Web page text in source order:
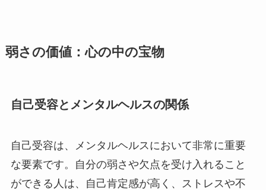
弱さの価値：心の中の宝物
自己受容とメンタルヘルスの関係
自己受容は、メンタルヘルスにおいて非常に重要
な要素です。自分の弱さや欠点を受け入れること
ができる人は、自己肯定感が高く、ストレスや不